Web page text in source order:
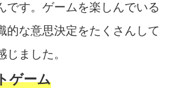
です。ゲームを楽しんでいる
的な意思決定をたくさんして
じました。
ゲーム